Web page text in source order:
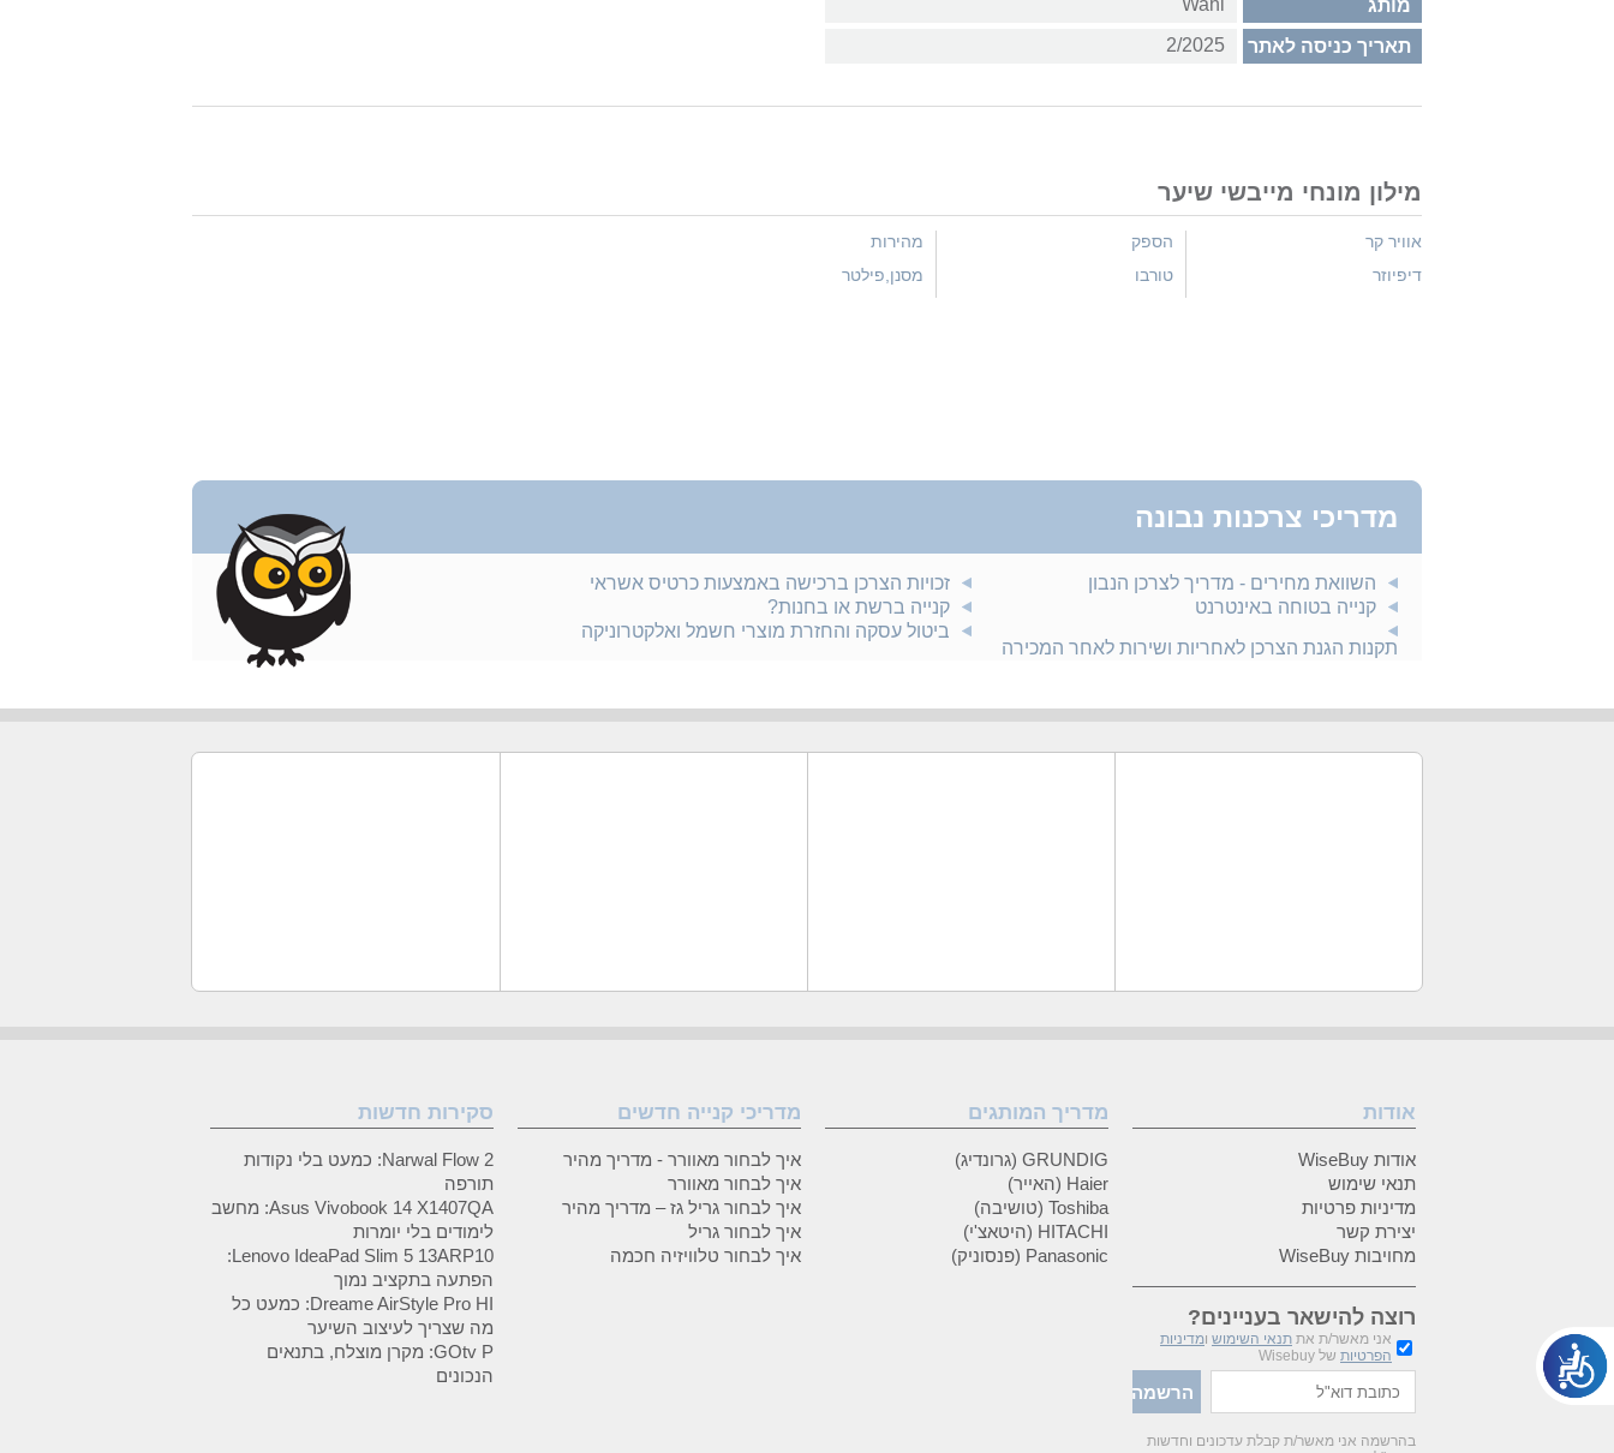
מותג Wahl
תאריך כניסה לאתר 2/2025
מילון מונחי מייבשי שיער
אוויר קר
דיפיוזר
הספק
טורבו
מהירות
מסנן,פילטר
מדריכי צרכנות נבונה
השוואת מחירים - מדריך לצרכן הנבון
קנייה בטוחה באינטרנט
תקנות הגנת הצרכן לאחריות ושירות לאחר המכירה
זכויות הצרכן ברכישה באמצעות כרטיס אשראי
קנייה ברשת או בחנות?
ביטול עסקה והחזרת מוצרי חשמל ואלקטרוניקה
אודות
אודות WiseBuy
תנאי שימוש
מדיניות פרטיות
יצירת קשר
מחויבות WiseBuy
רוצה להישאר בעניינים?
אני מאשר/ת את תנאי השימוש ומדיניות
הפרטיות של Wisebuy
בהרשמה אני מאשר/ת קבלת עדכונים וחדשות
מדריך המותגים
GRUNDIG (גרונדיג)
Haier (האייר)
Toshiba (טושיבה)
HITACHI (היטאצ'י)
Panasonic (פנסוניק)
מדריכי קנייה חדשים
איך לבחור מאוורר - מדריך מהיר
איך לבחור מאוורר
איך לבחור גריל גז – מדריך מהיר
איך לבחור גריל
איך לבחור טלוויזיה חכמה
סקירות חדשות
Narwal Flow 2: כמעט בלי נקודות
תורפה
Asus Vivobook 14 X1407QA: מחשב
לימודים בלי יומרות
Lenovo IdeaPad Slim 5 13ARP10:
הפתעה בתקציב נמוך
Dreame AirStyle Pro HI: כמעט כל
מה שצריך לעיצוב השיער
GOtv P: מקרן מוצלח, בתנאים
הנכונים